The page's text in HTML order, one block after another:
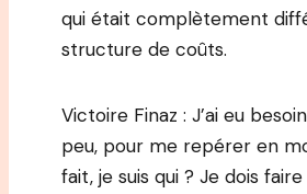
qui était complètement
structure de coûts.
Victoire Finaz : J’ai eu
peu, pour me repérer en
fait, je suis qui ? Je dois